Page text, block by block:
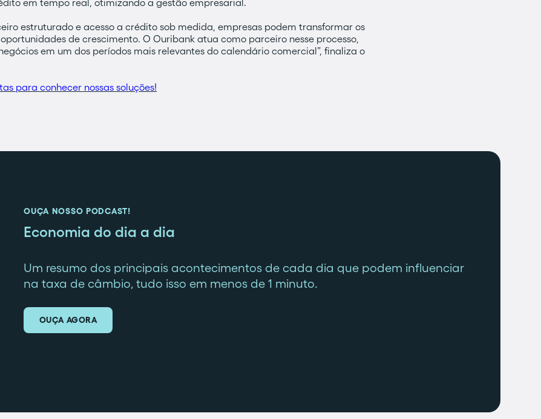
em tempo real, otimizando a gestão empresarial.
estruturado e acesso a crédito sob medida, empresas podem transformar os
de crescimento. O Ouribank atua como parceiro nesse processo,
em um dos períodos mais relevantes do calendário comercial”, finaliza o
para conhecer nossas soluções!
OUÇA NOSSO PODCAST!
Economia do dia a dia
Um resumo dos principais acontecimentos de cada dia que podem influenciar
na taxa de câmbio, tudo isso em menos de 1 minuto.
OUÇA AGORA